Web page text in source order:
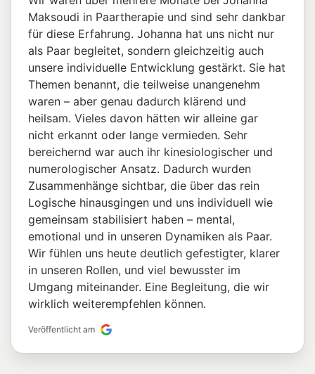
Maksoudi in Paartherapie und sind sehr dankbar
für diese Erfahrung. Johanna hat uns nicht nur
als Paar begleitet, sondern gleichzeitig auch
unsere individuelle Entwicklung gestärkt. Sie hat
Themen benannt, die teilweise unangenehm
waren – aber genau dadurch klärend und
heilsam. Vieles davon hätten wir alleine gar
nicht erkannt oder lange vermieden. Sehr
bereichernd war auch ihr kinesiologischer und
numerologischer Ansatz. Dadurch wurden
Zusammenhänge sichtbar, die über das rein
Logische hinausgingen und uns individuell wie
gemeinsam stabilisiert haben – mental,
emotional und in unseren Dynamiken als Paar.
Wir fühlen uns heute deutlich gefestigter, klarer
in unseren Rollen, und viel bewusster im
Umgang miteinander. Eine Begleitung, die wir
wirklich weiterempfehlen können.
Veröffentlicht am